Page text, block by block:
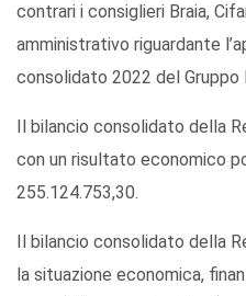
contrari i consiglieri Braia,
amministrativo riguardante
consolidato 2022 del Gruppo
Il bilancio consolidato della
con un risultato economico
255.124.753,30.
Il bilancio consolidato della
la situazione economica,